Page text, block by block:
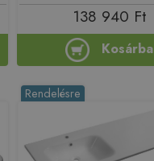
138 940 Ft
Kosárba
Rendelésre